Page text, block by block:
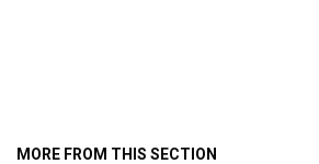
MORE FROM THIS SECTION